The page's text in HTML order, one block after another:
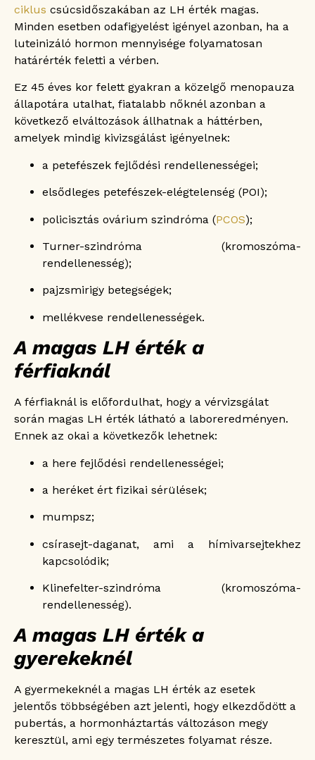
ciklus csúcsidőszakában az LH érték magas.
Minden esetben odafigyelést igényel azonban, ha a
luteinizáló hormon mennyisége folyamatosan
határérték feletti a vérben.
Ez 45 éves kor felett gyakran a közelgő menopauza
állapotára utalhat, fiatalabb nőknél azonban a
következő elváltozások állhatnak a háttérben,
amelyek mindig kivizsgálást igényelnek:
a petefészek fejlődési rendellenességei;
elsődleges petefészek-elégtelenség (POI);
policisztás ovárium szindróma (PCOS);
Turner-szindróma (kromoszóma-
rendellenesség);
pajzsmirigy betegségek;
mellékvese rendellenességek.
A magas LH érték a
férfiaknál
A férfiaknál is előfordulhat, hogy a vérvizsgálat
során magas LH érték látható a laboreredményen.
Ennek az okai a következők lehetnek:
a here fejlődési rendellenességei;
a heréket ért fizikai sérülések;
mumpsz;
csírasejt-daganat, ami a hímivarsejtekhez
kapcsolódik;
Klinefelter-szindróma (kromoszóma-
rendellenesség).
A magas LH érték a
gyerekeknél
A gyermekeknél a magas LH érték az esetek
jelentős többségében azt jelenti, hogy elkezdődött a
pubertás, a hormonháztartás változáson megy
keresztül, ami egy természetes folyamat része.